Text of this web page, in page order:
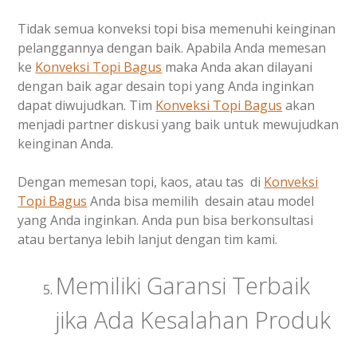
Tidak semua konveksi topi bisa memenuhi keinginan
pelanggannya dengan baik. Apabila Anda memesan
ke Konveksi Topi Bagus maka Anda akan dilayani
dengan baik agar desain topi yang Anda inginkan
dapat diwujudkan. Tim Konveksi Topi Bagus akan
menjadi partner diskusi yang baik untuk mewujudkan
keinginan Anda.
Dengan memesan topi, kaos, atau tas di Konveksi
Topi Bagus Anda bisa memilih desain atau model
yang Anda inginkan. Anda pun bisa berkonsultasi
atau bertanya lebih lanjut dengan tim kami.
Memiliki Garansi Terbaik
jika Ada Kesalahan Produk